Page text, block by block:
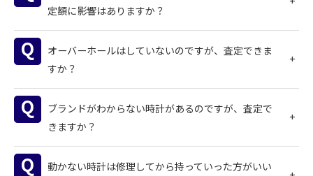
定額に影響はありますか？
オーバーホールはしていないのですが、査定できま
すか？
ブランドがわからない時計があるのですが、査定で
きますか？
動かない時計は修理してから持っていった方がいい